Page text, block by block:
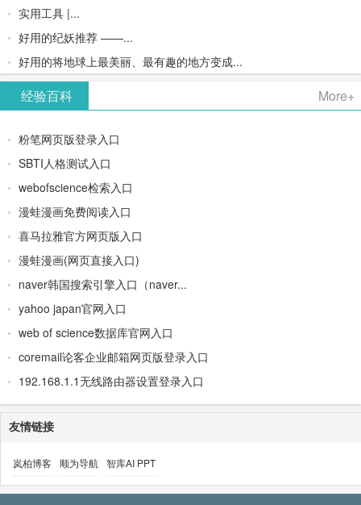
实用工具 |...
好用的纪妖推荐 ——...
好用的将地球上最美丽、最有趣的地方变成...
经验百科 More+
粉笔网页版登录入口
SBTI人格测试入口
webofscience检索入口
漫蛙漫画免费阅读入口
喜马拉雅官方网页版入口
漫蛙漫画(网页直接入口)
naver韩国搜索引擎入口（naver...
yahoo japan官网入口
web of science数据库官网入口
coremail论客企业邮箱网页版登录入口
192.168.1.1无线路由器设置登录入口
友情链接
岚柏博客 顺为导航 智库AI PPT